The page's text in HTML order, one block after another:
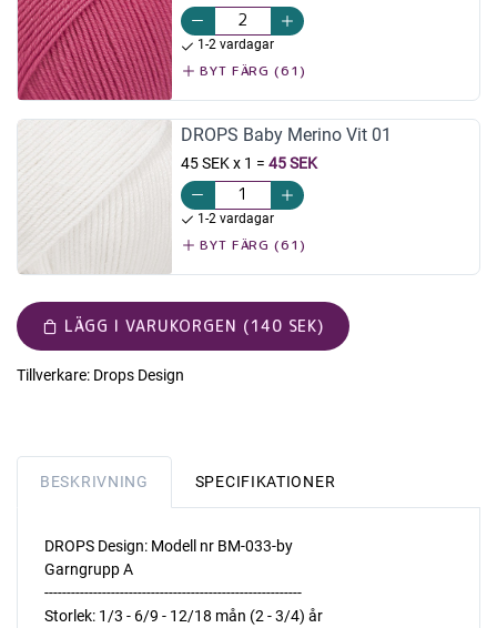
1-2 vardagar
BYT FÄRG (61)
DROPS Baby Merino Vit 01
45 SEK x 1 = 45 SEK
1-2 vardagar
BYT FÄRG (61)
LÄGG I VARUKORGEN (140 SEK)
Tillverkare: Drops Design
BESKRIVNING SPECIFIKATIONER
DROPS Design: Modell nr BM-033-by
Garngrupp A
----------------------------------------------------------
Storlek: 1/3 - 6/9 - 12/18 mån (2 - 3/4) år